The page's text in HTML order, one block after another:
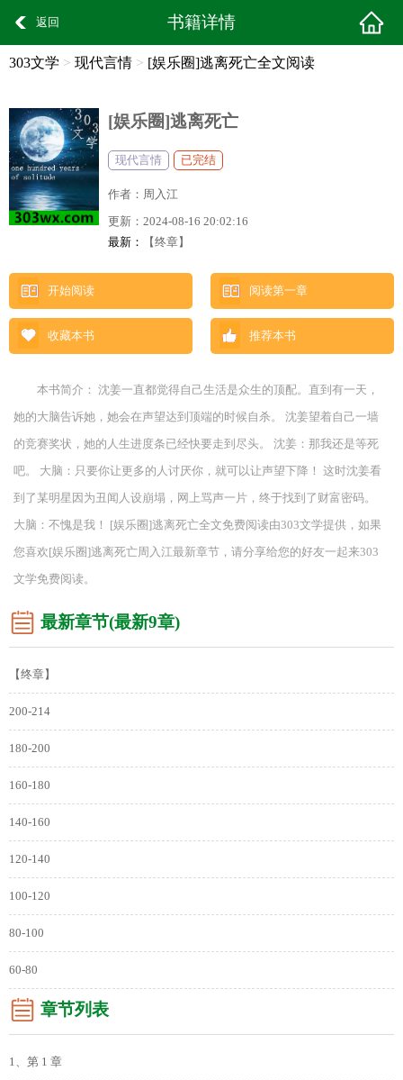
返回 书籍详情
303文学 > 现代言情 > [娱乐圈]逃离死亡全文阅读
[娱乐圈]逃离死亡
现代言情 已完结
作者： 周入江
更新： 2024-08-16 20:02:16
最新：
【终章】
开始阅读 阅读第一章
收藏本书 推荐本书
本书简介： 沈姜一直都觉得自己生活是众生的顶配。直到有一天，
她的大脑告诉她，她会在声望达到顶端的时候自杀。 沈姜望着自己一墙
的竞赛奖状，她的人生进度条已经快要走到尽头。 沈姜：那我还是等死
吧。 大脑：只要你让更多的人讨厌你，就可以让声望下降！ 这时沈姜看
到了某明星因为丑闻人设崩塌，网上骂声一片，终于找到了财富密码。
大脑：不愧是我！ [娱乐圈]逃离死亡全文免费阅读由303文学提供，如果
您喜欢[娱乐圈]逃离死亡周入江最新章节，请分享给您的好友一起来303
文学免费阅读。
最新章节(最新9章)
【终章】
200-214
180-200
160-180
140-160
120-140
100-120
80-100
60-80
章节列表
1、第 1 章